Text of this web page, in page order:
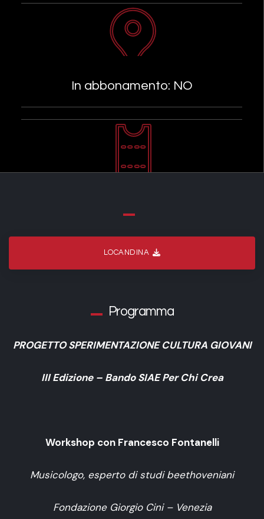
In abbonamento: NO
LOCANDINA
Programma
PROGETTO SPERIMENTAZIONE CULTURA GIOVANI
III Edizione – Bando SIAE Per Chi Crea
Workshop con Francesco Fontanelli
Musicologo, esperto di studi beethoveniani
Fondazione Giorgio Cini – Venezia